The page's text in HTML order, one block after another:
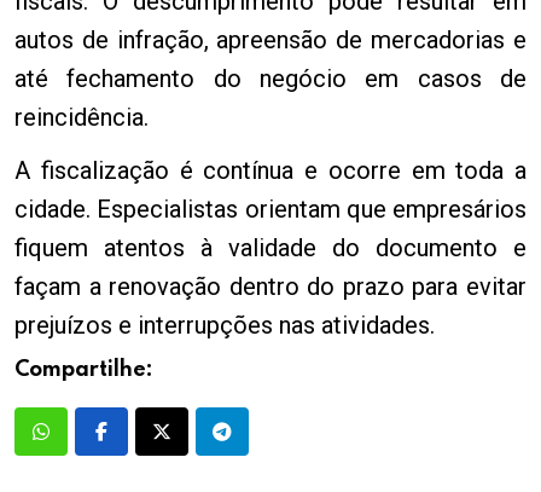
autos de infração, apreensão de mercadorias e
até fechamento do negócio em casos de
reincidência.
A fiscalização é contínua e ocorre em toda a
cidade. Especialistas orientam que empresários
fiquem atentos à validade do documento e
façam a renovação dentro do prazo para evitar
prejuízos e interrupções nas atividades.
Compartilhe: